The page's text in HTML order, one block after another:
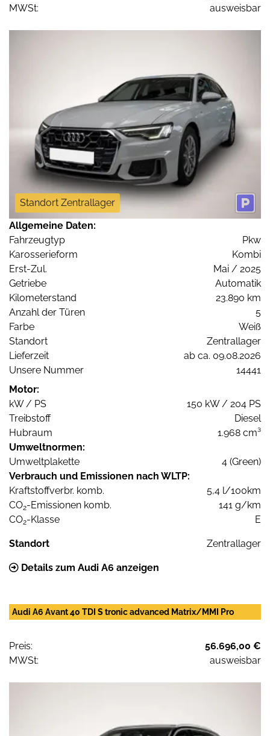
MWSt:
ausweisbar
Standort Zentrallager
Allgemeine Daten:
Fahrzeugtyp
Pkw
Karosserieform
Kombi
Erst-Zul.
Mai / 2025
Getriebe
Automatik
Kilometerstand
23.890 km
Anzahl der Türen
5
Farbe
Weiß
Standort
Zentrallager
Lieferzeit
ab ca. 09.08.2026
Unsere Nummer
14441
Motor:
kW / PS
150 kW / 204 PS
Treibstoff
Diesel
Hubraum
1.968 cm³
Umweltnormen:
Umweltplakette
4 (Green)
Verbrauch und Emissionen nach WLTP:
Kraftstoffverbr. komb.
5,4 l/100km
CO2-Emissionen komb.
141 g/km
CO2-Klasse E
Standort Zentrallager
Details zum Audi A6 anzeigen
Audi A6 Avant 40 TDI S tronic advanced Matrix/MMI Pro
Preis:
56.696,00 €
MWSt:
ausweisbar